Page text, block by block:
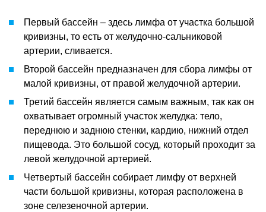
Первый бассейн – здесь лимфа от участка большой
кривизны, то есть от желудочно-сальниковой
артерии, сливается.
Второй бассейн предназначен для сбора лимфы от
малой кривизны, от правой желудочной артерии.
Третий бассейн является самым важным, так как он
охватывает огромный участок желудка: тело,
переднюю и заднюю стенки, кардию, нижний отдел
пищевода. Это большой сосуд, который проходит за
левой желудочной артерией.
Четвертый бассейн собирает лимфу от верхней
части большой кривизны, которая расположена в
зоне селезеночной артерии.